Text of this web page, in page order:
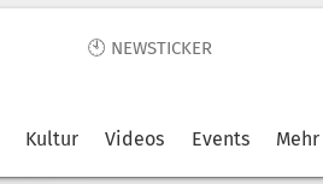
🕙 NEWSTICKER
Kultur Videos Events Mehr